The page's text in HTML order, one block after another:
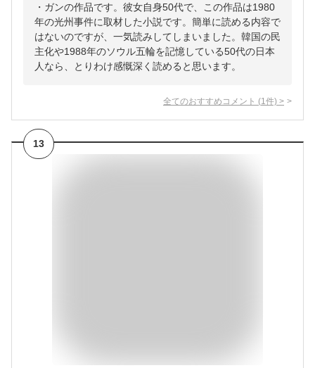
・ガンの作品です。彼女自身50代で、この作品は1980
年の光州事件に取材した小説です。簡単に読める内容で
はないのですが、一気読みしてしまいました。韓国の民
主化や1988年のソウル五輪を記憶している50代の日本
人なら、とりわけ感慨深く読めると思います。
全てのおすすめコメント (1 件) >
13